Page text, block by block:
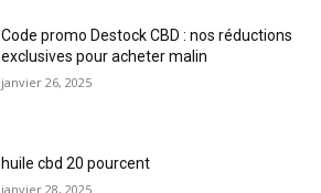
Code promo Destock CBD : nos réductions
exclusives pour acheter malin
janvier 26, 2025
huile cbd 20 pourcent
janvier 28, 2025